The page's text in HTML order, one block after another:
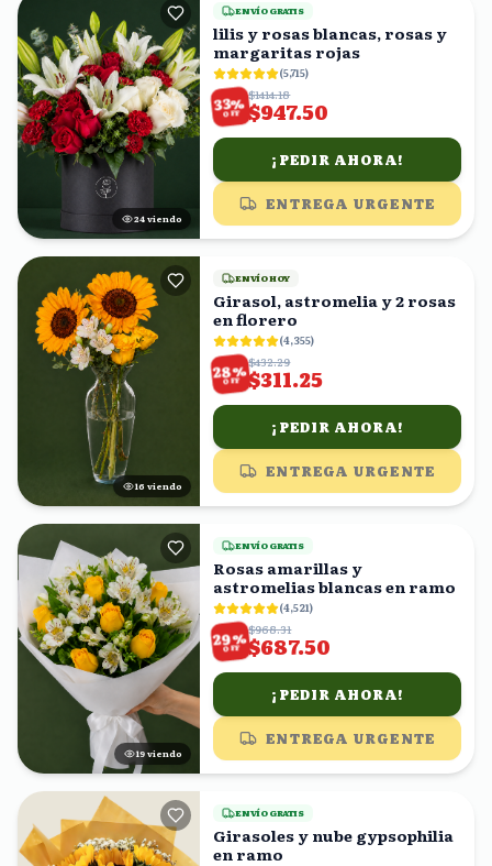
25 viendo
ENVÍO GRATIS
lilis y rosas blancas, rosas y
margaritas rojas
(5,715)
33%
OFF
$1414.18
$947.50
¡PEDIR AHORA!
ENTREGA URGENTE
17 viendo
ENVÍO HOY
Girasol, astromelia y 2 rosas
en florero
(4,355)
28%
OFF
$432.29
$311.25
¡PEDIR AHORA!
ENTREGA URGENTE
18 viendo
ENVÍO GRATIS
Rosas amarillas y
astromelias blancas en ramo
(4,521)
29%
OFF
$968.31
$687.50
¡PEDIR AHORA!
ENTREGA URGENTE
ENVÍO GRATIS
Girasoles y nube gypsophilia
en ramo